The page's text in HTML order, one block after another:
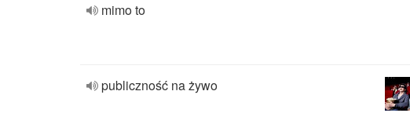
mimo to
publiczność na żywo